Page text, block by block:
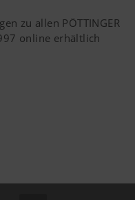
zu allen PÖTTINGER
online erhältlich